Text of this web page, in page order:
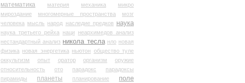
математика материя механика
микро
мироздание
многомерные пространства
мозг
человека мысль народ наследие предков наука
наука третьего рейха наци
неархимедов анализ
нестандартный анализ никола тесла нло новая
физика новая энергетика ньютон общество туле
оккультизм
опыт оратор организм
оружие
относительность
ото парадокс
парадоксы
пирамиды
планеты планирование
поле